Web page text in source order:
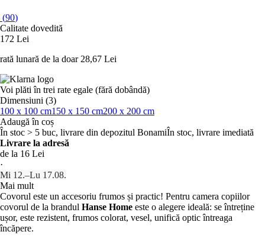
(90)
Calitate dovedită
172 Lei
rată lunară de la doar 28,67 Lei
Voi plăti în trei rate egale (fără dobândă)
Dimensiuni (3)
100 x 100 cm150 x 150 cm200 x 200 cm
Adaugă în coș
În stoc > 5 buc, livrare din depozitul BonamiÎn stoc, livrare imediată
Livrare la adresă
de la 16 Lei
·
Mi 12.–Lu 17.08.
Mai mult
Covorul este un accesoriu frumos și practic! Pentru camera copiilor
covorul de la brandul Hanse Home este o alegere ideală: se întreține
ușor, este rezistent, frumos colorat, vesel, unifică optic întreaga
încăpere.